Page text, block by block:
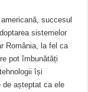
succesul
sistemelor
România, la fel ca
pot îmbunătăți
își
așteptat ca ele